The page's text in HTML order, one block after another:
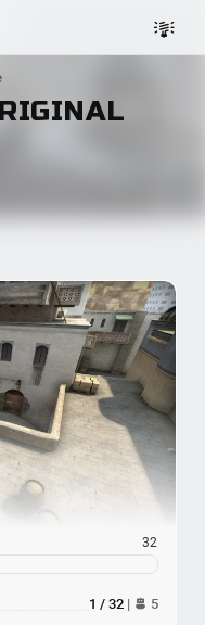
32
1 / 32 | 5